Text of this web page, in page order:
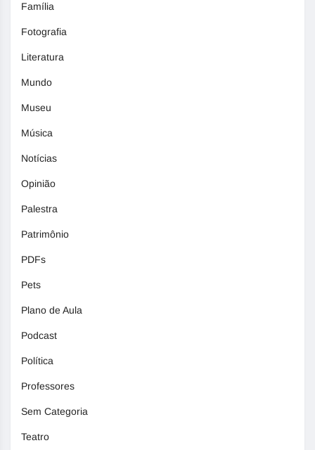
Família
Fotografia
Literatura
Mundo
Museu
Música
Notícias
Opinião
Palestra
Patrimônio
PDFs
Pets
Plano de Aula
Podcast
Política
Professores
Sem Categoria
Teatro